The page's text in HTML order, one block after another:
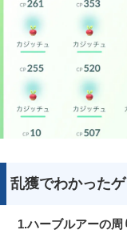
乱獲でわかった
1.ハーブルアーの